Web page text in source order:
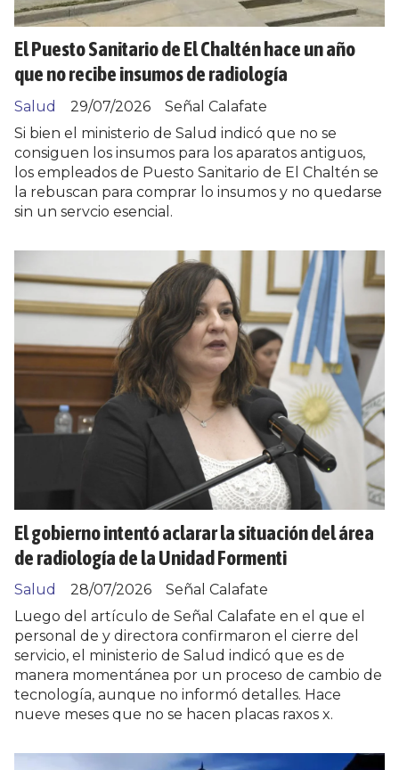
El Puesto Sanitario de El Chaltén hace un año
que no recibe insumos de radiología
Señal Calafate
Salud
29/07/2026
Si bien el ministerio de Salud indicó que no se
consiguen los insumos para los aparatos antiguos,
los empleados de Puesto Sanitario de El Chaltén se
la rebuscan para comprar lo insumos y no quedarse
sin un servcio esencial.
El gobierno intentó aclarar la situación del área
de radiología de la Unidad Formenti
Señal Calafate
Salud
28/07/2026
Luego del artículo de Señal Calafate en el que el
personal de y directora confirmaron el cierre del
servicio, el ministerio de Salud indicó que es de
manera momentánea por un proceso de cambio de
tecnología, aunque no informó detalles. Hace
nueve meses que no se hacen placas raxos x.